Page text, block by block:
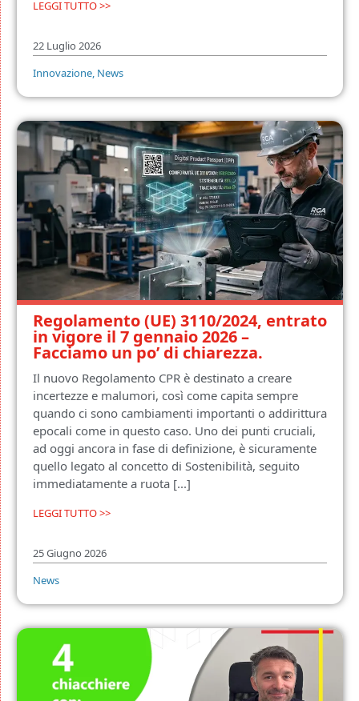
LEGGI TUTTO >>
22 Luglio 2026
Innovazione, News
Regolamento (UE) 3110/2024, entrato
in vigore il 7 gennaio 2026 –
Facciamo un po’ di chiarezza.
Il nuovo Regolamento CPR è destinato a creare
incertezze e malumori, così come capita sempre
quando ci sono cambiamenti importanti o addirittura
epocali come in questo caso. Uno dei punti cruciali,
ad oggi ancora in fase di definizione, è sicuramente
quello legato al concetto di Sostenibilità, seguito
immediatamente a ruota [...]
LEGGI TUTTO >>
25 Giugno 2026
News